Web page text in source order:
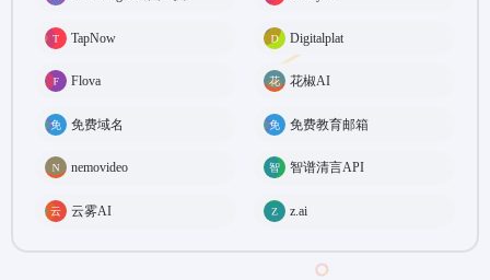
TapNow Digitalplat
Flova 花椒AI
免费域名 免费教育邮箱
nemovideo 智谱清言API
云雾AI z.ai